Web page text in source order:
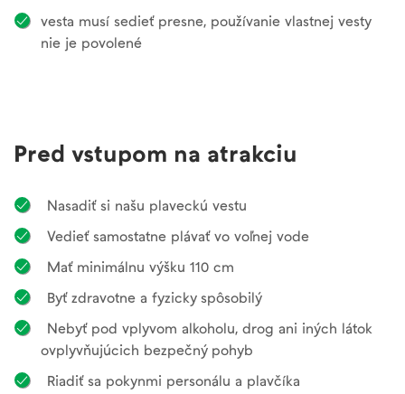
vesta musí sedieť presne, používanie vlastnej vesty
nie je povolené
Pred vstupom na atrakciu
Nasadiť si našu plaveckú vestu
Vedieť samostatne plávať vo voľnej vode
Mať minimálnu výšku 110 cm
Byť zdravotne a fyzicky spôsobilý
Nebyť pod vplyvom alkoholu, drog ani iných látok
ovplyvňujúcich bezpečný pohyb
Riadiť sa pokynmi personálu a plavčíka